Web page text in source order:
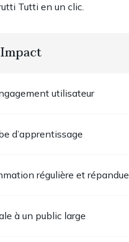
Tutti en un clic.
Impact
utilisateur
d’apprentissage
régulière et répandue
à un public large